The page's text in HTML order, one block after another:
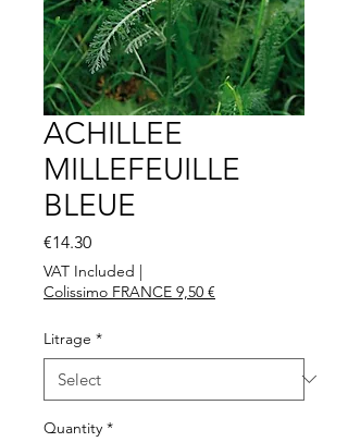
ACHILLEE
MILLEFEUILLE
BLEUE
€14.30Price
VAT Included |
Colissimo FRANCE 9,50 €
Litrage *
Quantity *